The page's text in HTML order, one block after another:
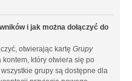
i jak można dołączyć do
otwierając kartę Grupy
który otwiera się po
wszystkie grupy są dostępne dla